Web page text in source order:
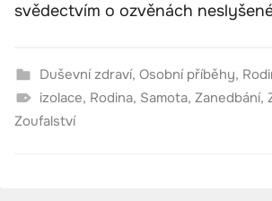
svědectvím o ozvěnách
Duševní zdraví, Osobní příběhy,
izolace, Rodina, Samota, Zanedbání,
Zoufalství